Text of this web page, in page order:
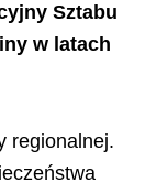
Sztabu
w latach
regionalnej.